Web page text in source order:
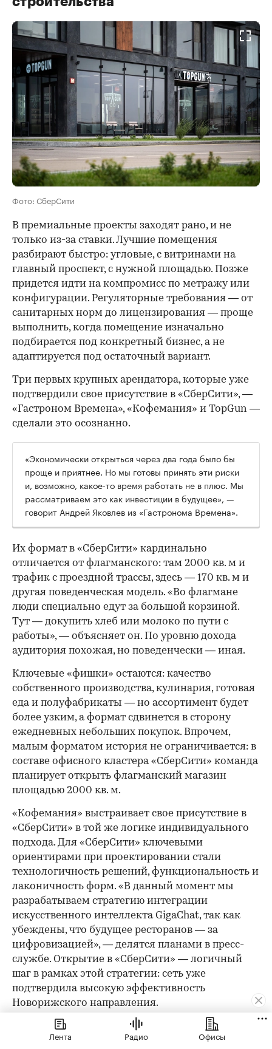
Фото: СберСити
В премиальные проекты заходят рано, и не
только из-за ставки. Лучшие помещения
разбирают быстро: угловые, с витринами на
главный проспект, с нужной площадью. Позже
придется идти на компромисс по метражу или
конфигурации. Регуляторные требования — от
санитарных норм до лицензирования — проще
выполнить, когда помещение изначально
подбирается под конкретный бизнес, а не
адаптируется под остаточный вариант.
Три первых крупных арендатора, которые уже
подтвердили свое присутствие в «СберСити», —
«Гастроном Времена», «Кофемания» и TopGun —
сделали это осознанно.
«Экономически открыться через два года было бы
проще и приятнее. Но мы готовы принять эти риски
и, возможно, какое-то время работать не в плюс. Мы
рассматриваем это как инвестиции в будущее», —
говорит Андрей Яковлев из «Гастронома Времена».
Их формат в «СберСити» кардинально
отличается от флагманского: там 2000 кв. м и
трафик с проездной трассы, здесь — 170 кв. м и
другая поведенческая модель. «Во флагмане
люди специально едут за большой корзиной.
Тут — докупить хлеб или молоко по пути с
работы», — объясняет он. По уровню дохода
аудитория похожая, но поведенчески — иная.
Ключевые «фишки» остаются: качество
собственного производства, кулинария, готовая
еда и полуфабрикаты — но ассортимент будет
более узким, а формат сдвинется в сторону
ежедневных небольших покупок. Впрочем,
малым форматом история не ограничивается: в
составе офисного кластера «СберСити» команда
планирует открыть флагманский магазин
площадью 2000 кв. м.
«Кофемания» выстраивает свое присутствие в
«СберСити» в той же логике индивидуального
подхода. Для «СберСити» ключевыми
ориентирами при проектировании стали
технологичность решений, функциональность и
лаконичность форм. «В данный момент мы
разрабатываем стратегию интеграции
искусственного интеллекта GigaChat, так как
убеждены, что будущее ресторанов — за
цифровизацией», — делятся планами в пресс-
службе. Открытие в «СберСити» — логичный
шаг в рамках этой стратегии: сеть уже
подтвердила высокую эффективность
Новорижского направления.
Как арендатору не прогадать
Лента Радио Офисы